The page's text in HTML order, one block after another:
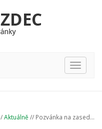
Hlavní
nabídka
/Aktuálně // Pozvánka na zased...